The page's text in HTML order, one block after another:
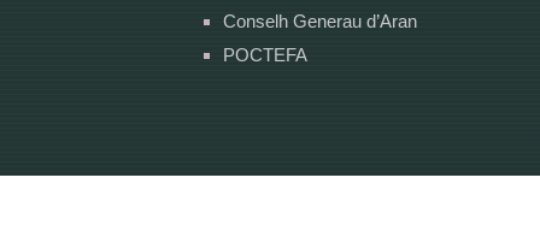
Conselh Generau d’Aran
POCTEFA